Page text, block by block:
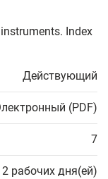
Index
Действующий
(PDF)
7
2 рабочих дня(ей)